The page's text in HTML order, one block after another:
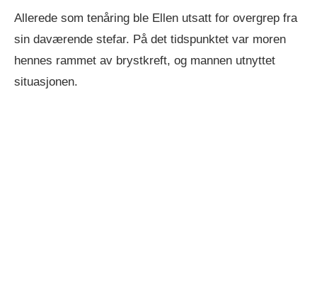
Allerede som tenåring ble Ellen utsatt for overgrep fra
sin daværende stefar. På det tidspunktet var moren
hennes rammet av brystkreft, og mannen utnyttet
situasjonen.